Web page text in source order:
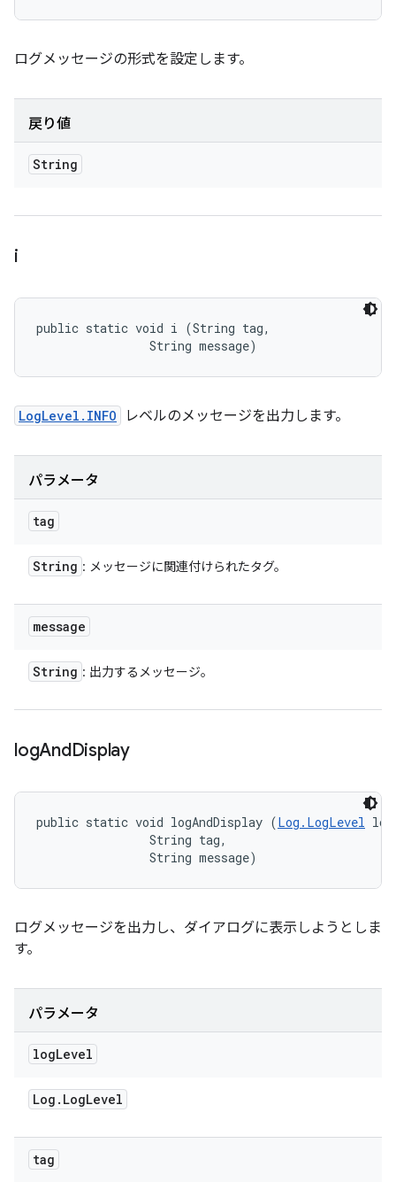
ログメッセージの形式を設定します。
戻り値
String
i
public static void i (String tag,
                String message)
LogLevel.INFO レベルのメッセージを出力します。
パラメータ
tag
String : メッセージに関連付けられたタグ。
message
String : 出力するメッセージ。
logAndDisplay
public static void logAndDisplay (Log.LogLevel
                String tag,
                String message)
ログメッセージを出力し、ダイアログに表示しようとしま
す。
パラメータ
logLevel
Log . LogLevel
tag